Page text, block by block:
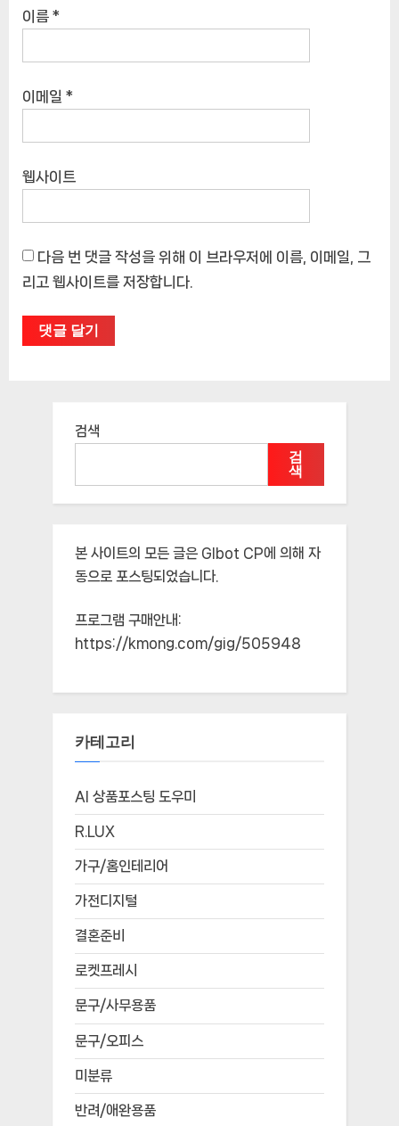
이름 *
이메일 *
웹사이트
다음 번 댓글 작성을 위해 이 브라우저에 이름, 이메일, 그
리고 웹사이트를 저장합니다.
검색
검
색
본 사이트의 모든 글은 Glbot CP에 의해 자
동으로 포스팅되었습니다.
프로그램 구매안내:
https://kmong.com/gig/505948
카테고리
AI 상품포스팅 도우미
R.LUX
가구/홈인테리어
가전디지털
결혼준비
로켓프레시
문구/사무용품
문구/오피스
미분류
반려/애완용품